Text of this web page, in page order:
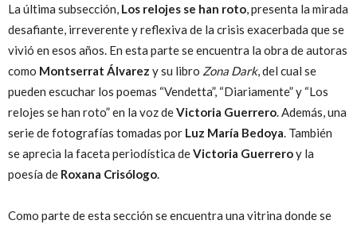
La última subsección, Los relojes se han roto,presenta la mirada
desafiante, irreverente y reflexiva de la crisis exacerbada que se
vivió en esos años. En esta parte se encuentra la obra de autoras
como Montserrat Álvarez y su libro Zona Dark, del cual se
pueden escuchar los poemas “Vendetta”, “Diariamente” y “Los
relojes se han roto” en la voz deVictoria Guerrero. Además, una
serie de fotografías tomadas por Luz María Bedoya. También
se aprecia la faceta periodística deVictoria Guerreroy la
poesía de Roxana Crisólogo.
Como parte de esta sección se encuentra una vitrina donde se